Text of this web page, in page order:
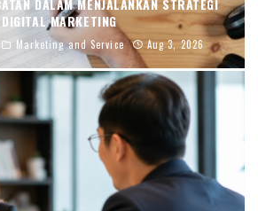
DALAM MENJALANKAN STRATEGI
DIGITAL MARKETING
Marketing and Service Aug 3, 2026